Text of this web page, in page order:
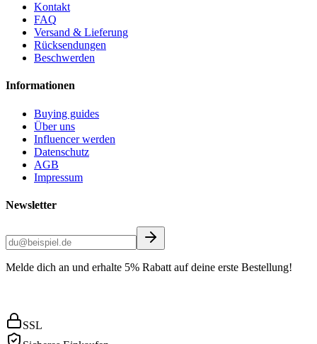
Kontakt
FAQ
Versand & Lieferung
Rücksendungen
Beschwerden
Informationen
Buying guides
Über uns
Influencer werden
Datenschutz
AGB
Impressum
Newsletter
Melde dich an und erhalte 5% Rabatt auf deine erste Bestellung!
SSL